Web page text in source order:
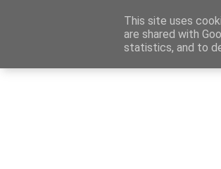
Καταχώρηση Αγγελίας
This site uses
are shared with
statistics, and to